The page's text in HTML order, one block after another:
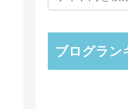
ブログラン